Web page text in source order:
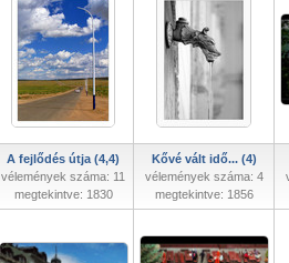
A fejlődés útja (4,4)
vélemények száma: 11
megtekintve: 1830
Kővé vált idő... (4)
vélemények száma: 4
megtekintve: 1856